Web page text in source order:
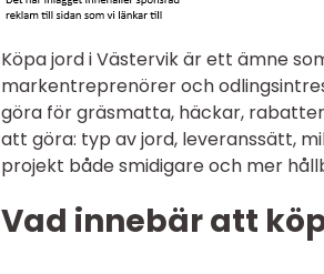
Köpa jord i Västervik är ett ämne
markentreprenörer och
göra för gräsmatta, häckar,
att göra: typ av jord, leveranssätt,
projekt både smidigare och mer
Vad innebär att